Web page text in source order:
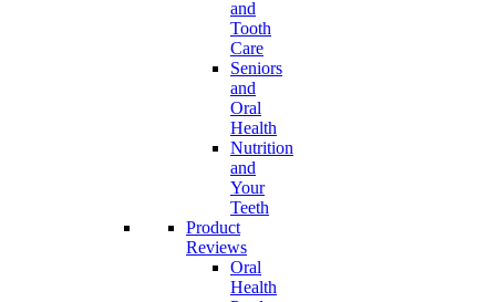
and
Tooth
Care
Seniors
and
Oral
Health
Nutrition
and
Your
Teeth
Product
Reviews
Oral
Health